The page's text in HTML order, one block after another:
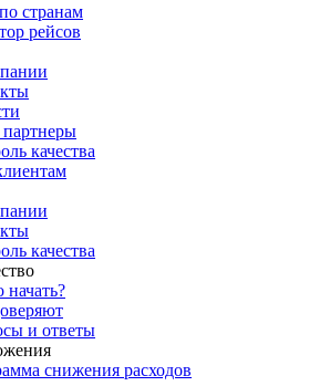
странам
рейсов
качества
качества
начать?
и ответы
снижения расходов